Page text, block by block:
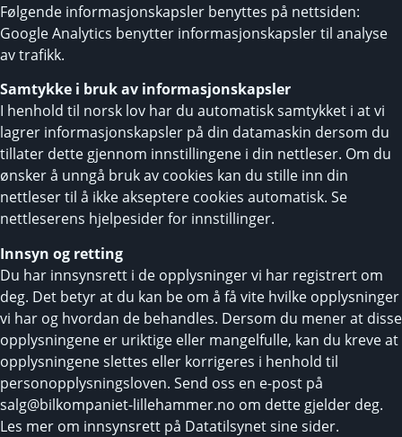
Følgende informasjonskapsler benyttes på nettsiden:
Google Analytics benytter informasjonskapsler til analyse
av trafikk.
Samtykke i bruk av informasjonskapsler
I henhold til norsk lov har du automatisk samtykket i at vi
lagrer informasjonskapsler på din datamaskin dersom du
tillater dette gjennom innstillingene i din nettleser. Om du
ønsker å unngå bruk av cookies kan du stille inn din
nettleser til å ikke akseptere cookies automatisk. Se
nettleserens hjelpesider for innstillinger.
Innsyn og retting
Du har innsynsrett i de opplysninger vi har registrert om
deg. Det betyr at du kan be om å få vite hvilke opplysninger
vi har og hvordan de behandles. Dersom du mener at disse
opplysningene er uriktige eller mangelfulle, kan du kreve at
opplysningene slettes eller korrigeres i henhold til
personopplysningsloven. Send oss en e-post på
salg@bilkompaniet-lillehammer.no om dette gjelder deg.
Les mer om innsynsrett på Datatilsynet sine sider.